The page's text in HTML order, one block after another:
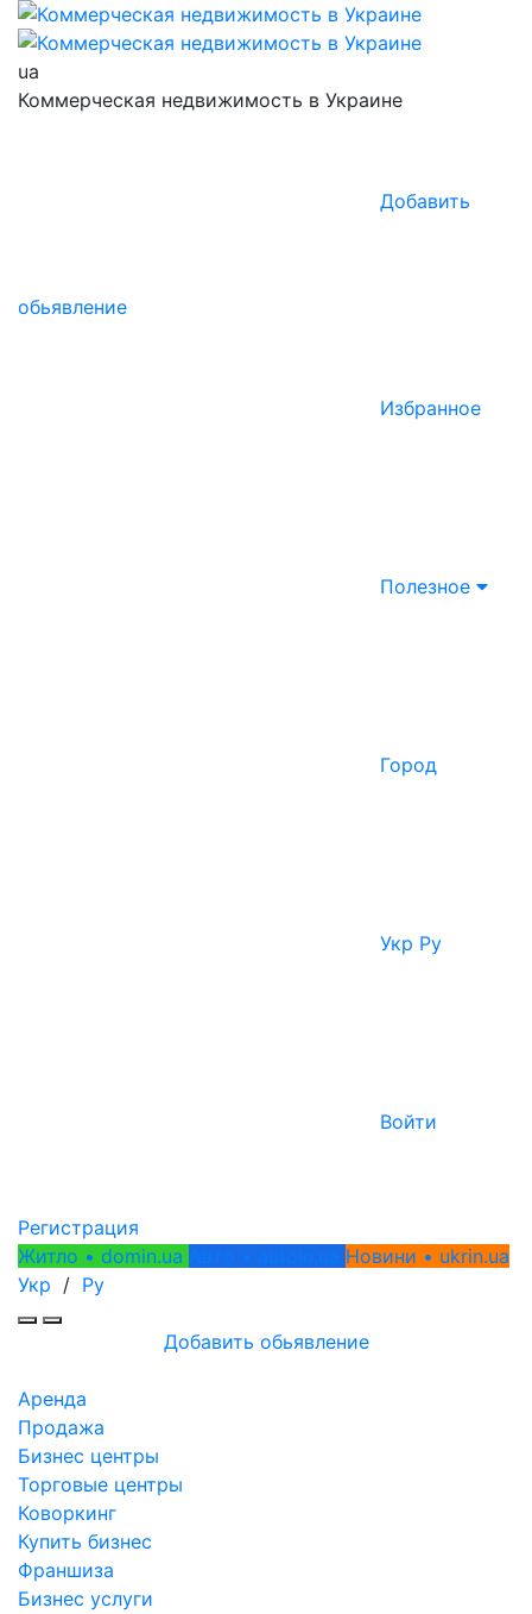
ua
Коммерческая недвижимость в Украине
Добавить
обьявление
Избранное
Полезное
Город
Укр Ру
Войти
Регистрация
Житло • domin.ua Авто • autoin.ua Новини • ukrin.ua
Укр / Ру
Добавить обьявление
Аренда
Продажа
Бизнес центры
Торговые центры
Коворкинг
Купить бизнес
Франшиза
Бизнес услуги